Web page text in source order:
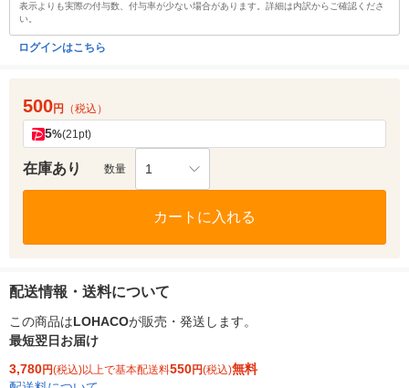
表示よりも実際の付与数、付与率が少ない場合があります。詳細は内訳からご確認くださ
い。
ログインはこちら
500円 （税込）
5%(21pt)
在庫あり 数量 1
カートに入れる
配送情報・送料について
この商品はLOHACOが販売・発送します。
最短翌日お届け
3,780円(税込)以上で基本配送料550円(税込)無料